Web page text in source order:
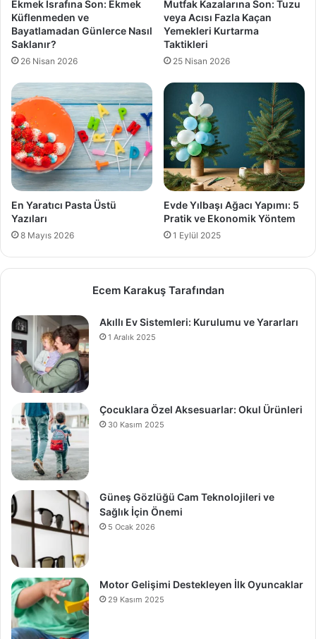
Ekmek İsrafına Son: Ekmek
Küflenmeden ve
Bayatlamadan Günlerce Nasıl
Saklanır?
26 Nisan 2026
Mutfak Kazalarına Son: Tuzu
veya Acısı Fazla Kaçan
Yemekleri Kurtarma
Taktikleri
25 Nisan 2026
En Yaratıcı Pasta Üstü
Yazıları
8 Mayıs 2026
Evde Yılbaşı Ağacı Yapımı: 5
Pratik ve Ekonomik Yöntem
1 Eylül 2025
Ecem Karakuş Tarafından
Akıllı Ev Sistemleri: Kurulumu ve Yararları
1 Aralık 2025
Çocuklara Özel Aksesuarlar: Okul Ürünleri
30 Kasım 2025
Güneş Gözlüğü Cam Teknolojileri ve
Sağlık İçin Önemi
5 Ocak 2026
Motor Gelişimi Destekleyen İlk Oyuncaklar
29 Kasım 2025